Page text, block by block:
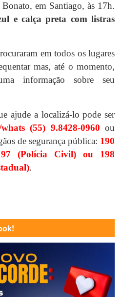
em Santiago, às 17h.
e calça preta com listras
em todos os lugares
mas, até o momento,
informação sobre seu
ajude a localizá-lo pode ser
whats (55) 9.8428-0960 ou
de segurança pública: 190
(Polícia Civil) ou 198
.